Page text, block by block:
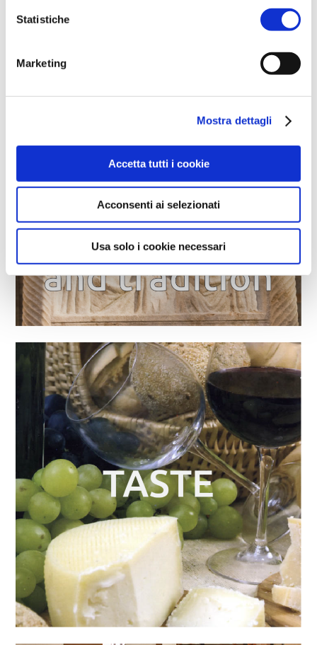
Statistiche
Marketing
Mostra dettagli
Accetta tutti i cookie
Acconsenti ai selezionati
Usa solo i cookie necessari